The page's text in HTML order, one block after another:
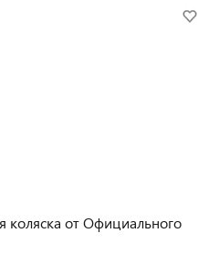
коляска от Официального